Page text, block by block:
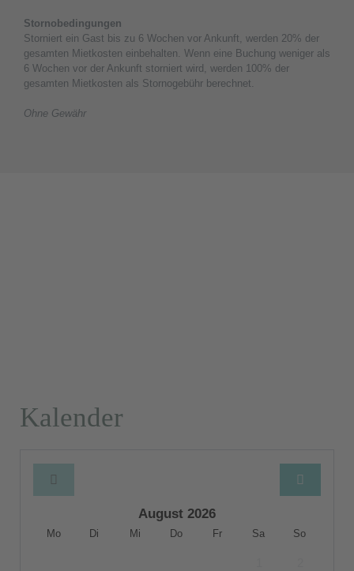
Stornobedingungen
Storniert ein Gast bis zu 6 Wochen vor Ankunft, werden 20% der
gesamten Mietkosten einbehalten. Wenn eine Buchung weniger als
6 Wochen vor der Ankunft storniert wird, werden 100% der
gesamten Mietkosten als Stornogebühr berechnet.
Ohne Gewähr
Kalender
August 2026
Mo Di Mi Do Fr Sa So